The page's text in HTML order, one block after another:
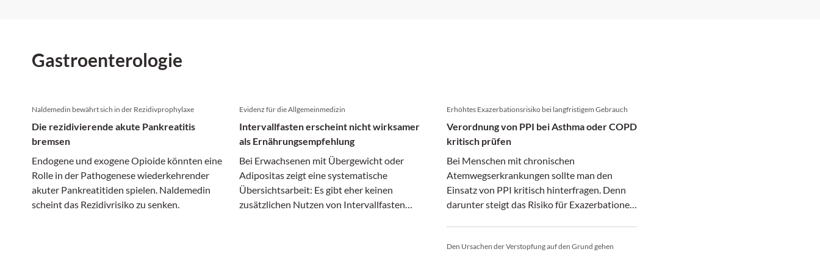
Gastroenterologie
Naldemedin bewährt sich in der Rezidivprophylaxe
Die rezidivierende akute Pankreatitis
bremsen
Endogene und exogene Opioide könnten eine
Rolle in der Pathogenese wiederkehrender
akuter Pankreatitiden spielen. Naldemedin
scheint das Rezidivrisiko zu senken.
Evidenz für die Allgemeinmedizin
Intervallfasten erscheint nicht wirksamer
als Ernährungsempfehlung
Bei Erwachsenen mit Übergewicht oder
Adipositas zeigt eine systematische
Übersichtsarbeit: Es gibt eher keinen
zusätzlichen Nutzen von Intervallfasten
Erhöhtes Exazerbationsrisiko bei langfristigem Gebrauch
Verordnung von PPI bei Asthma oder COPD
kritisch prüfen
Bei Menschen mit chronischen
Atemwegserkrankungen sollte man den
Einsatz von PPI kritisch hinterfragen. Denn
darunter steigt das Risiko für Exazerbationen
Den Ursachen der Verstopfung auf den Grund gehen